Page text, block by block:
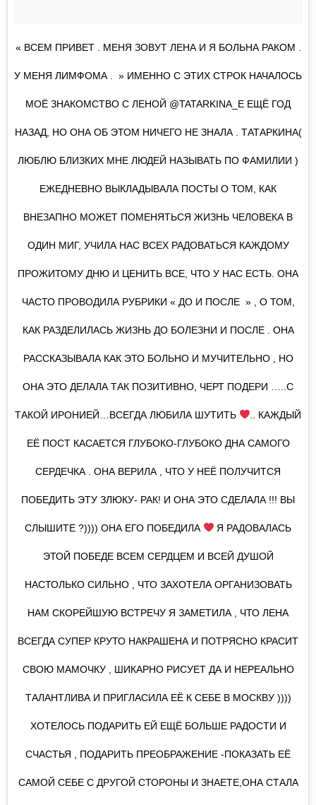
« ВСЕМ ПРИВЕТ . МЕНЯ ЗОВУТ ЛЕНА И Я БОЛЬНА РАКОМ .
У МЕНЯ ЛИМФОМА . » ИМЕННО С ЭТИХ СТРОК НАЧАЛОСЬ
МОЁ ЗНАКОМСТВО С ЛЕНОЙ @TATARKINA_E ЕЩЁ ГОД
НАЗАД, НО ОНА ОБ ЭТОМ НИЧЕГО НЕ ЗНАЛА . ТАТАРКИНА(
ЛЮБЛЮ БЛИЗКИХ МНЕ ЛЮДЕЙ НАЗЫВАТЬ ПО ФАМИЛИИ )
ЕЖЕДНЕВНО ВЫКЛАДЫВАЛА ПОСТЫ О ТОМ, КАК
ВНЕЗАПНО МОЖЕТ ПОМЕНЯТЬСЯ ЖИЗНЬ ЧЕЛОВЕКА В
ОДИН МИГ, УЧИЛА НАС ВСЕХ РАДОВАТЬСЯ КАЖДОМУ
ПРОЖИТОМУ ДНЮ И ЦЕНИТЬ ВСЕ, ЧТО У НАС ЕСТЬ. ОНА
ЧАСТО ПРОВОДИЛА РУБРИКИ « ДО И ПОСЛЕ » , О ТОМ,
КАК РАЗДЕЛИЛАСЬ ЖИЗНЬ ДО БОЛЕЗНИ И ПОСЛЕ . ОНА
РАССКАЗЫВАЛА КАК ЭТО БОЛЬНО И МУЧИТЕЛЬНО , НО
ОНА ЭТО ДЕЛАЛА ТАК ПОЗИТИВНО, ЧЕРТ ПОДЕРИ …..С
ТАКОЙ ИРОНИЕЙ…ВСЕГДА ЛЮБИЛА ШУТИТЬ .. КАЖДЫЙ
ЕЁ ПОСТ КАСАЕТСЯ ГЛУБОКО-ГЛУБОКО ДНА САМОГО
СЕРДЕЧКА . ОНА ВЕРИЛА , ЧТО У НЕЁ ПОЛУЧИТСЯ
ПОБЕДИТЬ ЭТУ ЗЛЮКУ- РАК! И ОНА ЭТО СДЕЛАЛА !!! ВЫ
СЛЫШИТЕ ?)))) ОНА ЕГО ПОБЕДИЛА Я РАДОВАЛАСЬ
ЭТОЙ ПОБЕДЕ ВСЕМ СЕРДЦЕМ И ВСЕЙ ДУШОЙ
НАСТОЛЬКО СИЛЬНО , ЧТО ЗАХОТЕЛА ОРГАНИЗОВАТЬ
НАМ СКОРЕЙШУЮ ВСТРЕЧУ Я ЗАМЕТИЛА , ЧТО ЛЕНА
ВСЕГДА СУПЕР КРУТО НАКРАШЕНА И ПОТРЯСНО КРАСИТ
СВОЮ МАМОЧКУ , ШИКАРНО РИСУЕТ ДА И НЕРЕАЛЬНО
ТАЛАНТЛИВА И ПРИГЛАСИЛА ЕЁ К СЕБЕ В МОСКВУ ))))
ХОТЕЛОСЬ ПОДАРИТЬ ЕЙ ЕЩЁ БОЛЬШЕ РАДОСТИ И
СЧАСТЬЯ , ПОДАРИТЬ ПРЕОБРАЖЕНИЕ -ПОКАЗАТЬ ЕЁ
САМОЙ СЕБЕ С ДРУГОЙ СТОРОНЫ И ЗНАЕТЕ,ОНА СТАЛА